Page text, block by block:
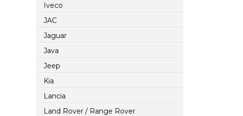
Iveco
JAC
Jaguar
Java
Jeep
Kia
Lancia
Land Rover / Range Rover